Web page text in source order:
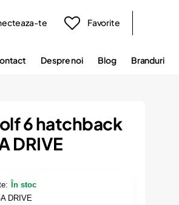
te Favorite
Despre noi Blog Branduri
6 hatchback
DRIVE
În stoc
DRIVE